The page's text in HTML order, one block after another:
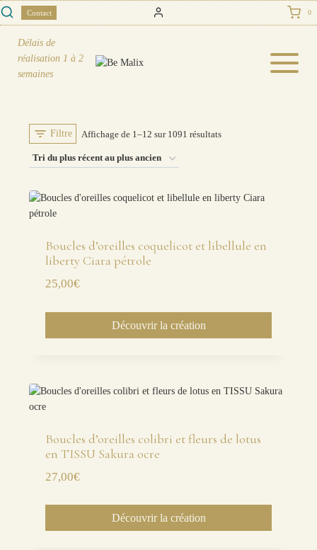
Skip
to
content
Contact 0
Délais de
réalisation 1 à 2
semaines
Filtre Affichage de 1–12 sur 1091 résultatsTrié
récent
plus
Boucles d’oreilles coquelicot et libellule en
liberty Ciara pétrole
25,00€
Découvrir la création
Boucles d’oreilles colibri et fleurs de lotus
en TISSU Sakura ocre
27,00€
Découvrir la création